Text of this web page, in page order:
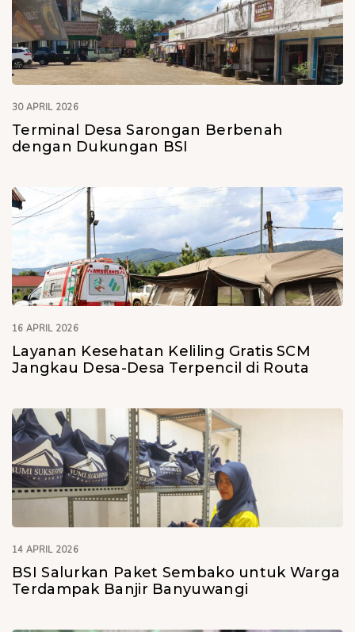
30 APRIL 2026
Terminal Desa Sarongan Berbenah
dengan Dukungan BSI
16 APRIL 2026
Layanan Kesehatan Keliling Gratis SCM
Jangkau Desa-Desa Terpencil di Routa
14 APRIL 2026
BSI Salurkan Paket Sembako untuk Warga
Terdampak Banjir Banyuwangi